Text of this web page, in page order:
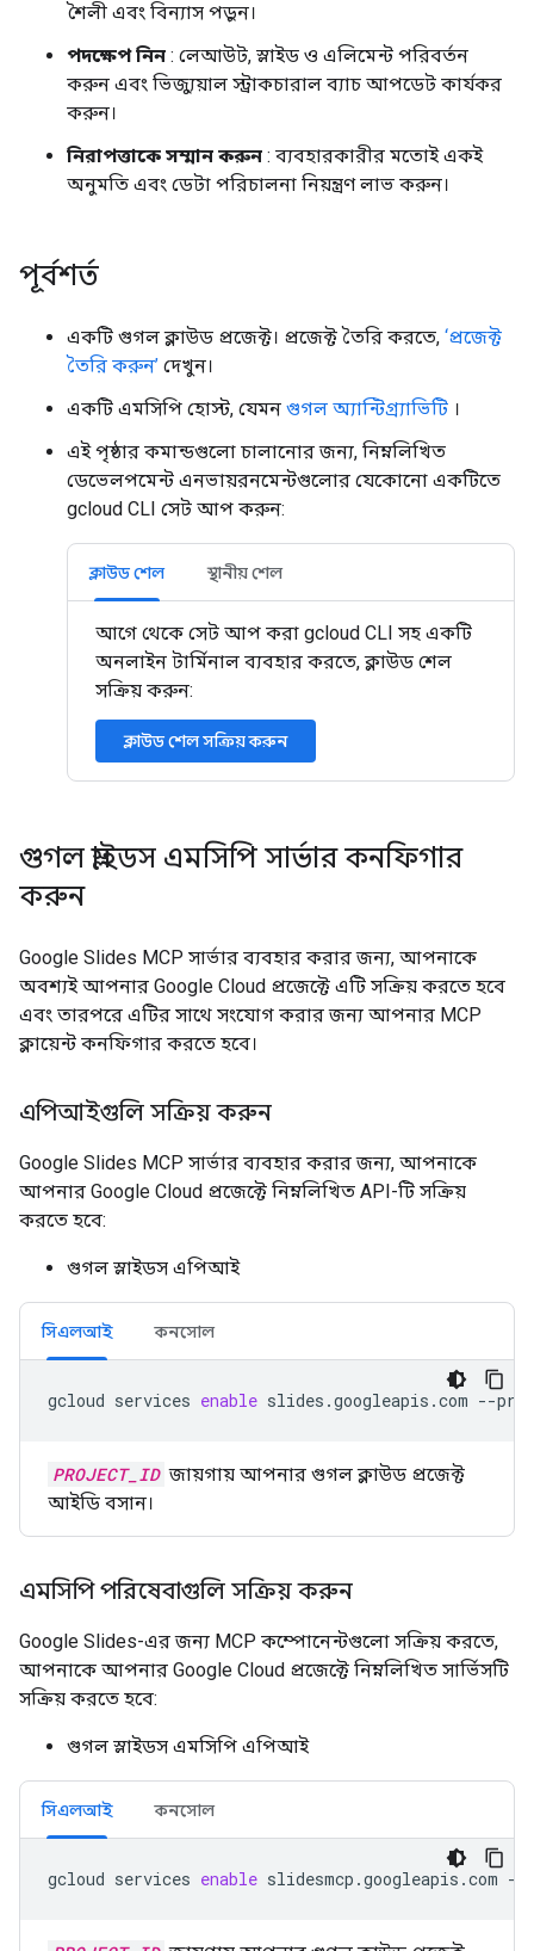
শৈলী এবং বিন্যাস পড়ুন।
পদক্ষেপ নিন : লেআউট, স্লাইড ও এলিমেন্ট পরিবর্তন
করুন এবং ভিজ্যুয়াল স্ট্রাকচারাল ব্যাচ আপডেট কার্যকর
করুন।
নিরাপত্তাকে সম্মান করুন : ব্যবহারকারীর মতোই একই
অনুমতি এবং ডেটা পরিচালনা নিয়ন্ত্রণ লাভ করুন।
পূর্বশর্ত
একটি গুগল ক্লাউড প্রজেক্ট। প্রজেক্ট তৈরি করতে, ‘প্রজেক্ট
তৈরি করুন’ দেখুন।
একটি এমসিপি হোস্ট, যেমন গুগল অ্যান্টিগ্র্যাভিটি ।
এই পৃষ্ঠার কমান্ডগুলো চালানোর জন্য, নিম্নলিখিত
ডেভেলপমেন্ট এনভায়রনমেন্টগুলোর যেকোনো একটিতে
gcloud CLI সেট আপ করুন:
ক্লাউড শেল স্থানীয় শেল
আগে থেকে সেট আপ করা gcloud CLI সহ একটি
অনলাইন টার্মিনাল ব্যবহার করতে, ক্লাউড শেল
সক্রিয় করুন:
ক্লাউড শেল সক্রিয় করুন
গুগল স্লাইডস এমসিপি সার্ভার কনফিগার
করুন
Google Slides MCP সার্ভার ব্যবহার করার জন্য, আপনাকে
অবশ্যই আপনার Google Cloud প্রজেক্টে এটি সক্রিয় করতে হবে
এবং তারপরে এটির সাথে সংযোগ করার জন্য আপনার MCP
ক্লায়েন্ট কনফিগার করতে হবে।
এপিআইগুলি সক্রিয় করুন
Google Slides MCP সার্ভার ব্যবহার করার জন্য, আপনাকে
আপনার Google Cloud প্রজেক্টে নিম্নলিখিত API-টি সক্রিয়
করতে হবে:
গুগল স্লাইডস এপিআই
সিএলআই কনসোল
gcloud services enable slides.googleapis.com --
PROJECT_ID জায়গায় আপনার গুগল ক্লাউড প্রজেক্ট
আইডি বসান।
এমসিপি পরিষেবাগুলি সক্রিয় করুন
Google Slides-এর জন্য MCP কম্পোনেন্টগুলো সক্রিয় করতে,
আপনাকে আপনার Google Cloud প্রজেক্টে নিম্নলিখিত সার্ভিসটি
সক্রিয় করতে হবে:
গুগল স্লাইডস এমসিপি এপিআই
সিএলআই কনসোল
gcloud services enable slidesmcp.googleapis.com --